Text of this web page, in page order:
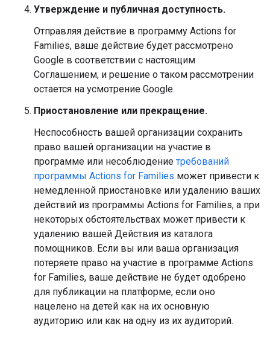
Утверждение и публичная доступность.
Отправляя действие в программу Actions for
Families, ваше действие будет рассмотрено
Google в соответствии с настоящим
Соглашением, и решение о таком рассмотрении
остается на усмотрение Google.
Приостановление или прекращение.
Неспособность вашей организации сохранить
право вашей организации на участие в
программе или несоблюдение требований
программы Actions for Families может привести к
немедленной приостановке или удалению ваших
действий из программы Actions for Families, а при
некоторых обстоятельствах может привести к
удалению вашей Действия из каталога
помощников. Если вы или ваша организация
потеряете право на участие в программе Actions
for Families, ваше действие не будет одобрено
для публикации на платформе, если оно
нацелено на детей как на их основную
аудиторию или как на одну из их аудиторий.